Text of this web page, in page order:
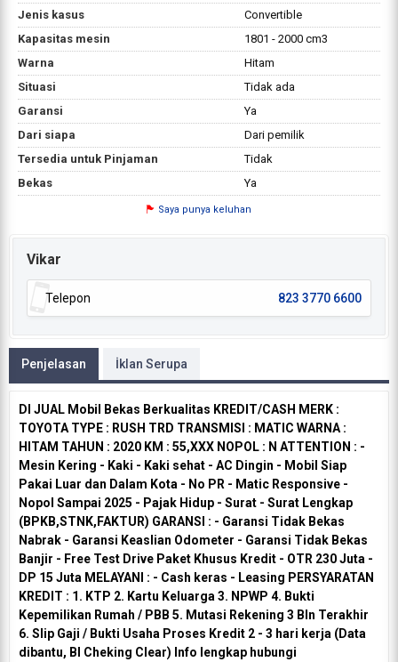
Jenis kasus
Convertible
Kapasitas mesin
1801 - 2000 cm3
Warna
Hitam
Situasi
Tidak ada
Garansi
Ya
Dari siapa
Dari pemilik
Tersedia untuk Pinjaman
Tidak
Bekas
Ya
Saya punya keluhan
Vikar
Telepon 823 3770 6600
Penjelasan İklan Serupa
DI JUAL Mobil Bekas Berkualitas KREDIT/CASH MERK :
TOYOTA TYPE : RUSH TRD TRANSMISI : MATIC WARNA :
HITAM TAHUN : 2020 KM : 55,XXX NOPOL : N ATTENTION : -
Mesin Kering - Kaki - Kaki sehat - AC Dingin - Mobil Siap
Pakai Luar dan Dalam Kota - No PR - Matic Responsive -
Nopol Sampai 2025 - Pajak Hidup - Surat - Surat Lengkap
(BPKB,STNK,FAKTUR) GARANSI : - Garansi Tidak Bekas
Nabrak - Garansi Keaslian Odometer - Garansi Tidak Bekas
Banjir - Free Test Drive Paket Khusus Kredit - OTR 230 Juta -
DP 15 Juta MELAYANI : - Cash keras - Leasing PERSYARATAN
KREDIT : 1. KTP 2. Kartu Keluarga 3. NPWP 4. Bukti
Kepemilikan Rumah / PBB 5. Mutasi Rekening 3 Bln Terakhir
6. Slip Gaji / Bukti Usaha Proses Kredit 2 - 3 hari kerja (Data
dibantu, BI Cheking Clear) Info lengkap hubungi